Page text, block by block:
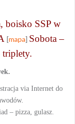
boisko SSP w
[mapa] Sobota –
triplety.
via Internet do
– pizza, gulasz.